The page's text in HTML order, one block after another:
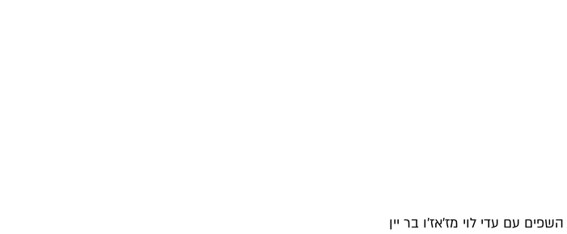
עם עדי לוי מז'אז'ו בר יין